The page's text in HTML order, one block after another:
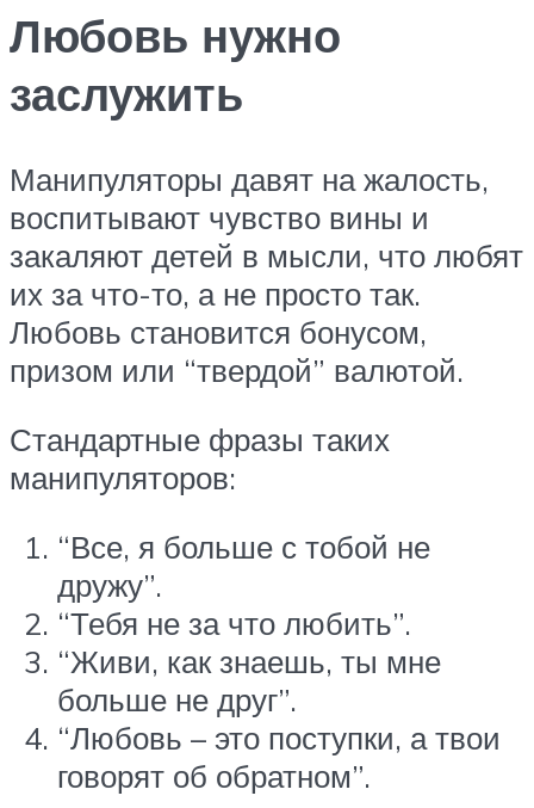
Любовь нужно
заслужить
Манипуляторы давят на жалость,
воспитывают чувство вины и
закаляют детей в мысли, что любят
их за что-то, а не просто так.
Любовь становится бонусом,
призом или “твердой” валютой.
Стандартные фразы таких
манипуляторов:
“Все, я больше с тобой не
дружу”.
“Тебя не за что любить”.
“Живи, как знаешь, ты мне
больше не друг”.
“Любовь – это поступки, а твои
говорят об обратном”.